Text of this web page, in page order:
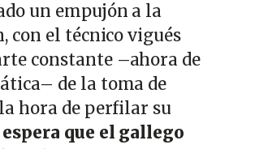
un empujón a la
con el técnico vigués
constante –ahora de
de la toma de
hora de perfilar su
espera que el gallego